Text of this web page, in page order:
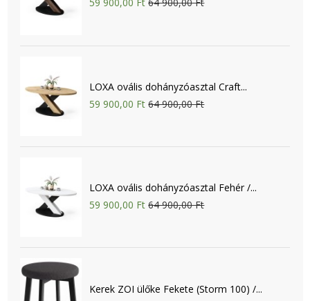
LOXA ovális dohányzóasztal Craft...
59 900,00 Ft 64 900,00 Ft
LOXA ovális dohányzóasztal Fehér /...
59 900,00 Ft 64 900,00 Ft
Kerek ZOI ülőke Fekete (Storm 100) /...